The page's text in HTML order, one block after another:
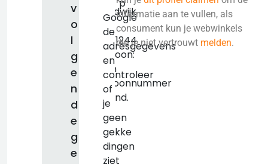
v
o
l
g
e
n
d
e
g
e
Noordwijk
KVK:
84851244
Telefoon:
Geen
telefoonnummer
bekend.
p
Google
de
adresgegevens
en
controleer
of
je
geen
gekke
dingen
ziet
informatie aan te vullen, als
consument kun je webwinkels
die je niet vertrouwt melden.